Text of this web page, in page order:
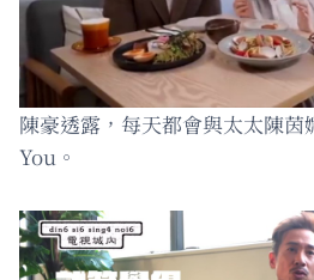
陳豪透露，每天都會與太太陳
You。